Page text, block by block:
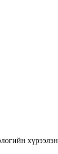
хүрээлэн